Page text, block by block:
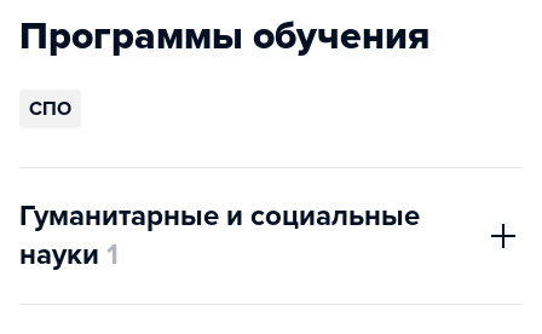
Программы обучения
СПО
Гуманитарные и социальные
науки 1